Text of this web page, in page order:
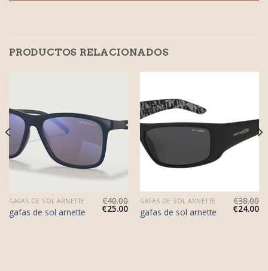
PRODUCTOS RELACIONADOS
GAFAS DE SOL ARNETTE
gafas de sol arnette
€40.00
€25.00
GAFAS DE SOL ARNETTE
gafas de sol arnette
€38.00
€24.00